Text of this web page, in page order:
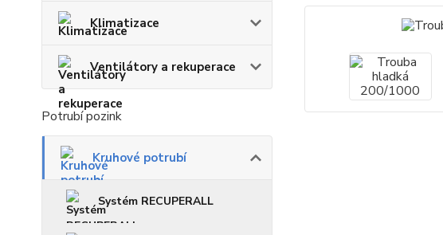
Klimatizace
Ventilátory a rekuperace
Potrubí pozink
Kruhové potrubí
Systém RECUPERALL